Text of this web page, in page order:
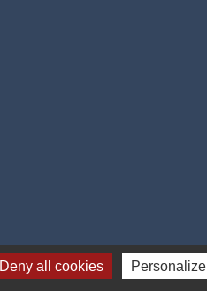
- Gestion des cookies
Deny all cookies Personalize